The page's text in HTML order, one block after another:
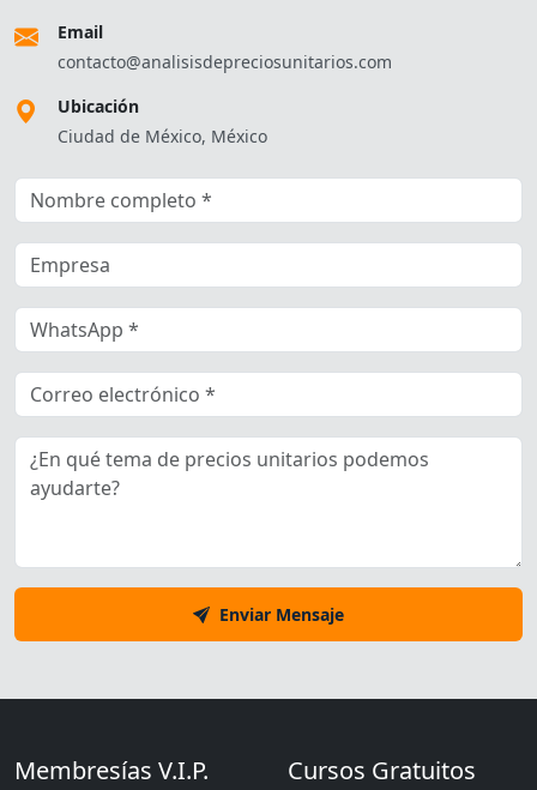
Email
contacto@analisisdepreciosunitarios.com
Ubicación
Ciudad de México, México
Enviar Mensaje
Membresías V.I.P. Cursos Gratuitos